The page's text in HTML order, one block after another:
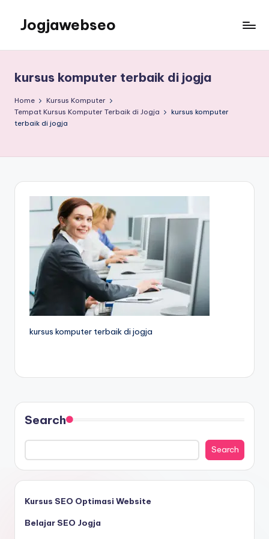
Jogjawebseo
kursus komputer terbaik di jogja
Home
Kursus Komputer
Tempat Kursus Komputer Terbaik di Jogja
kursus komputer
terbaik di jogja
kursus komputer terbaik di jogja
Search
Search
Kursus SEO Optimasi Website
Belajar SEO Jogja